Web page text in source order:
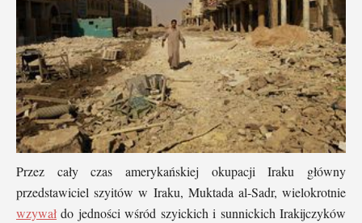
Przez cały czas amerykańskiej okupacji Iraku główny
przedstawiciel szyitów w Iraku, Muktada al-Sadr, wielokrotnie
wzywał do jedności wśród szyickich i sunnickich Irakijczyków